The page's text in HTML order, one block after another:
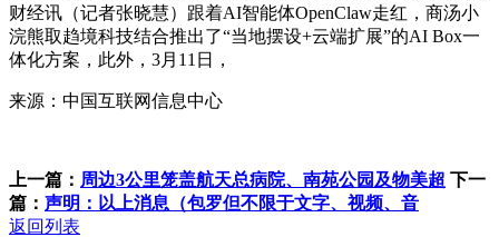
财经讯（记者张晓慧）跟着AI智能体OpenClaw走红，商汤小
浣熊取趋境科技结合推出了“当地摆设+云端扩展”的AI Box一
体化方案，此外，3月11日，
来源：中国互联网信息中心
上一篇： 周边3公里笼盖航天总病院、南苑公园及物美超 下一
篇： 声明：以上消息（包罗但不限于文字、视频、音
返回列表